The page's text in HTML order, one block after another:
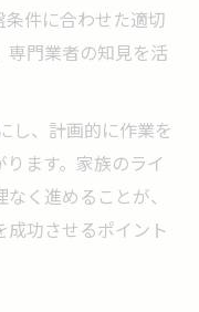
件に合わせた適切
専門業者の知見を活
し、計画的に作業を
ます。家族のライ
く進めることが、
功させるポイント